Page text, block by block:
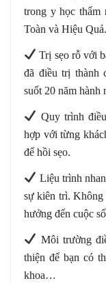
trong y học
Toàn và Hiệu Quả.
Trị sẹo rỗ với
đã điều trị thành
suốt 20 năm hành
Quy trình
hợp với từng
để hồi sẹo.
Liệu trình
sự kiên trì. Không
hưởng đến cuộc
Môi trường
thiện để bạn có
khoa…